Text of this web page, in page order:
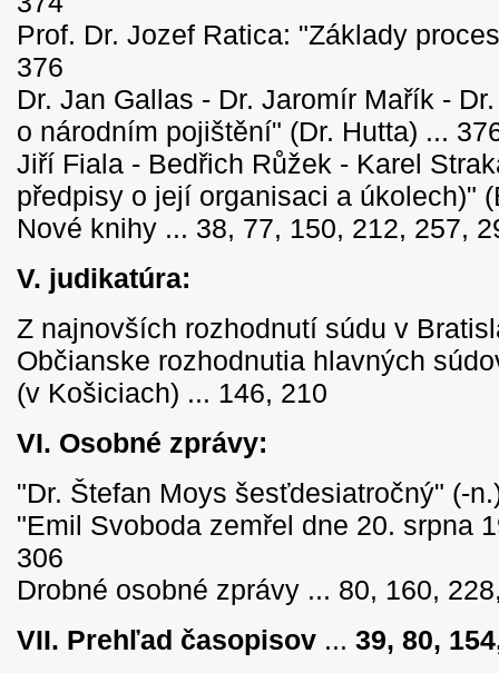
Prof. Dr. Jozef Ratica: "Základy
376
Dr. Jan Gallas - Dr. Jaromír Mařík -
o národním pojištění" (Dr. Hutta) ...
Jiří Fiala - Bedřich Růžek - Karel
předpisy o její organisaci a úkolech)"
Nové knihy ... 38, 77, 150, 212, 257,
V. judikatúra:
Z najnovších rozhodnutí súdu v
Občianske rozhodnutia hlavných
(v Košiciach) ... 146, 210
VI. Osobné zprávy:
"Dr. Štefan Moys šesťdesiatročný" (-
"Emil Svoboda zemřel dne 20. srpna
306
Drobné osobné zprávy ... 80, 160,
VII. Prehľad časopisov ... 39, 80,